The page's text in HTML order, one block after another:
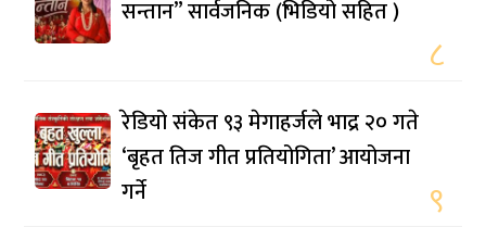
सन्तान” सार्वजनिक (भिडियो सहित )
८
रेडियो संकेत ९३ मेगाहर्जले भाद्र २० गते
‘बृहत तिज गीत प्रतियोगिता’ आयोजना
गर्ने
९